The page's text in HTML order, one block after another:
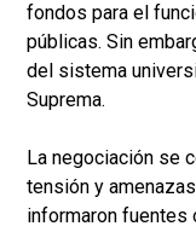
fondos para el
públicas. Sin
del sistema
Suprema.
La negociación se
tensión y
informaron fuentes